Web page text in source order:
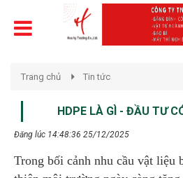
Trang chủ Tin tức
HDPE LÀ GÌ - ĐẦU TƯ
Đăng lúc 14:48:36 25/12/2025
Trong bối cảnh nhu cầu vật liệu